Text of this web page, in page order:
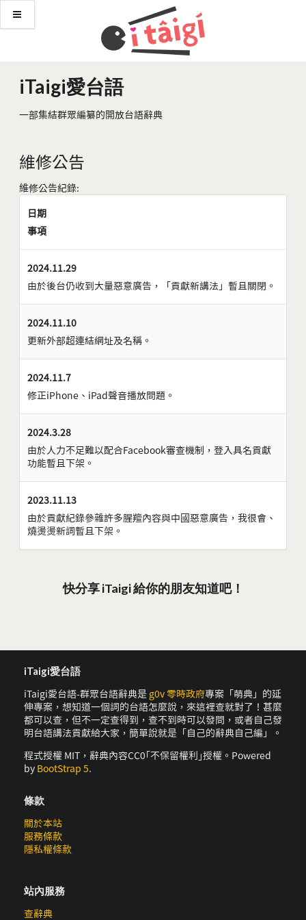
iTaigi愛台語
一部集結群眾編纂的開放台語辭典
維修公告
維修公告紀錄:
日期
事項
2024.11.29
由於後台仍收到大量惡意廣告，「貢獻新講法」暫且關閉。
2024.11.10
更新外部超連結網址及名稱。
2024.11.7
修正iPhone、iPad聲音播放問題。
2024.3.28
由於人力不足難以配合Facebook審查機制，登入具名貢獻
功能暫且下架。
2023.11.13
由於貢獻紀錄參雜許多腥羶內容與中國惡意廣告，我很會、
燒燙燙新詞暫且下架。
快分享 iTaigi 給你的朋友知道吧！
iTaigi愛台語
iTaigi愛台語-群眾台語辭典是 g0v 零時政府專案「萌典」的延
伸專案，想知道一個詞的台語怎麼說，來這裡查就對了！甚麼
都可以查，但不一定查得到，查不到時可以發問，或者自己發
明台語講法貢獻給大家，簡單說就是「自己的辭典自己編」。
程式授權 MIT，辭典內容CC0｢不保留權利｣授權。Powered
by BootStrap 5.
條款
關於本站
服務條款
隱私權條款
站內服務
查辭典